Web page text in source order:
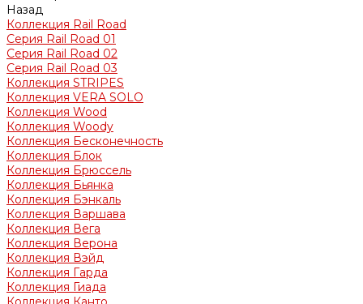
Назад
Коллекция Rail Road
Серия Rail Road 01
Серия Rail Road 02
Серия Rail Road 03
Коллекция STRIPES
Коллекция VERA SOLO
Коллекция Wood
Коллекция Woody
Коллекция Бесконечность
Коллекция Блок
Коллекция Брюссель
Коллекция Бьянка
Коллекция Бэнкаль
Коллекция Варшава
Коллекция Вега
Коллекция Верона
Коллекция Вэйд
Коллекция Гарда
Коллекция Гиада